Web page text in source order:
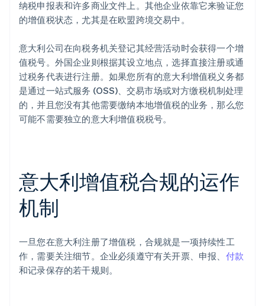
纳税申报表和许多商业文件上。其他企业依靠它来验证您
的增值税状态，尤其是在欧盟跨境交易中。
意大利公司在向税务机关登记其经营活动时会获得一个增
值税号。外国企业则根据其设立地点，选择直接注册或通
过税务代表进行注册。如果您所有的意大利增值税义务都
是通过一站式服务 (OSS)、交易市场或对方缴税机制处理
的，并且您没有其他需要缴纳本地增值税的业务，那么您
可能不需要独立的意大利增值税税号。
意大利增值税合规的运作
机制
一旦您在意大利注册了增值税，合规就是一项持续性工
作，需要关注细节。企业必须遵守有关开票、申报、 付款
和记录保存的若干规则。